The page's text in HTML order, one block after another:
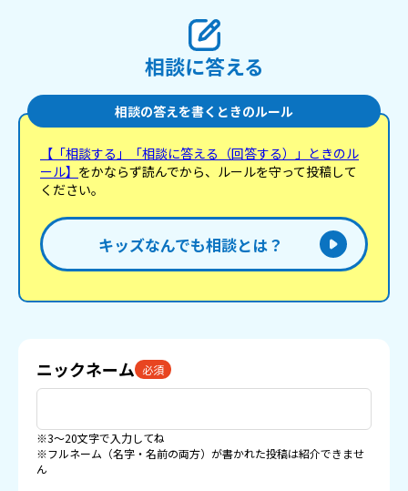
相談に答える
相談の答えを書くときのルール
【「相談する」「相談に答える（回答する）」ときのル
ール】 をかならず読んでから、ルールを守って投稿して
ください。
キッズなんでも相談とは？
ニックネーム 必須
※3〜20文字で入力してね
※フルネーム（名字・名前の両方）が書かれた投稿は紹介できませ
ん